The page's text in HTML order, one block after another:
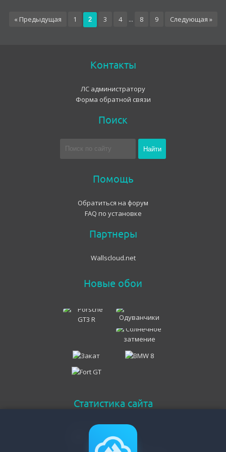
« Предыдущая 1 2 3 4 ... 8 9 Следующая »
Контакты
ЛС администратору
Форма обратной связи
Поиск
Помощь
Обратиться на форум
FAQ по установке
Партнеры
Wallscloud.net
Новые обои
Статистика сайта
Онлайн всего
Гостей